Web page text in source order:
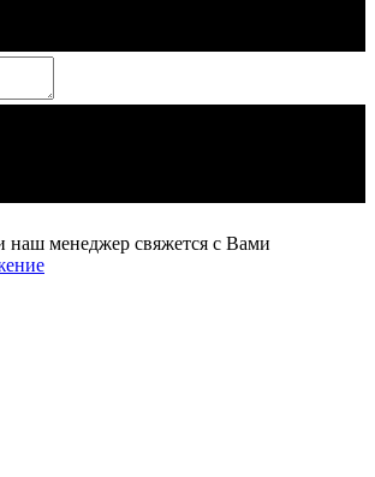
наш менеджер свяжется с Вами